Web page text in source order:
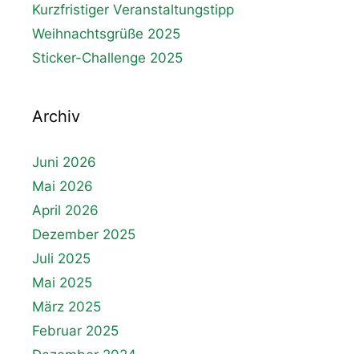
Kurzfristiger Veranstaltungstipp
Weihnachtsgrüße 2025
Sticker-Challenge 2025
Archiv
Juni 2026
Mai 2026
April 2026
Dezember 2025
Juli 2025
Mai 2025
März 2025
Februar 2025